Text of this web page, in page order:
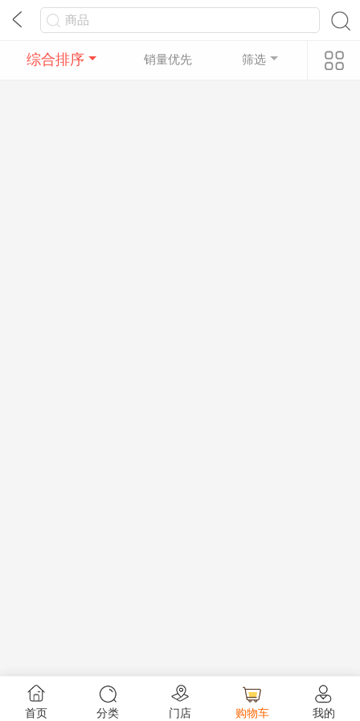
综合排序 销量优先 筛选
首页 分类 门店 购物车 我的